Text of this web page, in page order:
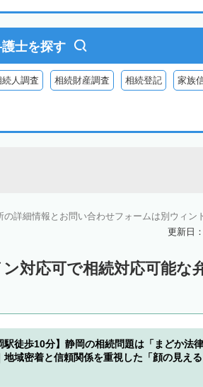
士を探す
続人調査 相続財産調査 相続登記 家族
の詳細情報とお問い合わせフォームは別ウィン
更新日
対応可で相続対応可能な
駅徒歩10分】静岡の相続問題は「まどか法
地域密着と信頼関係を重視した「顔の見え